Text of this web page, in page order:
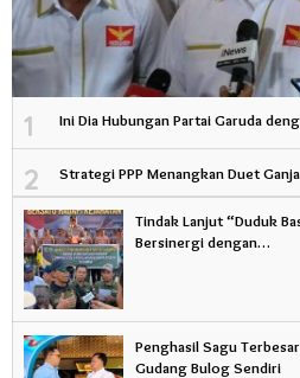
1 Ini Dia Hubungan Partai Garuda
2 Strategi PPP Menangkan Duet
Tindak Lanjut “Duduk
Bersinergi dengan…
Penghasil Sagu
Gudang Bulog Sendiri